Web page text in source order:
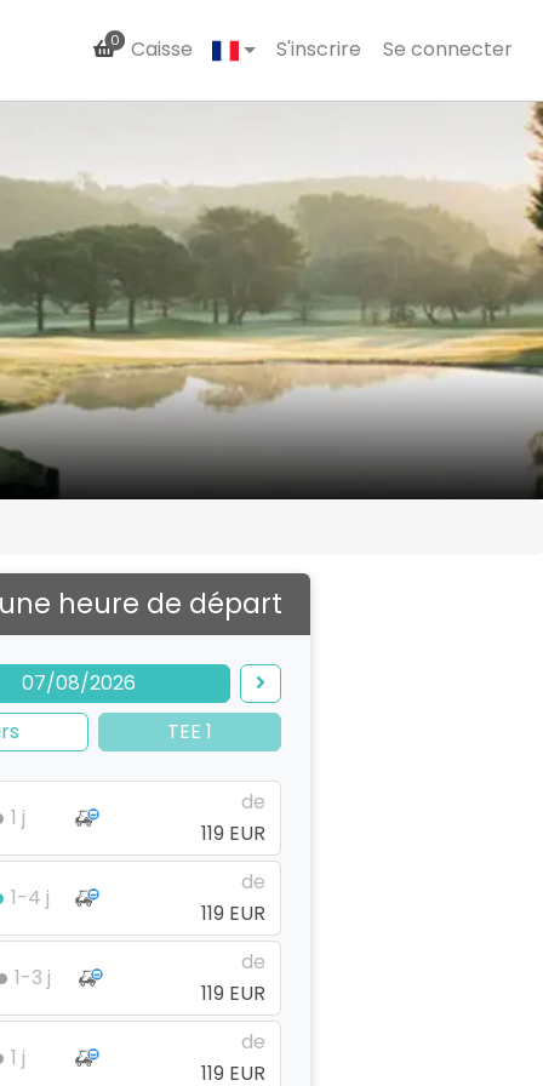
0 Caisse S'inscrire Se connecter
heure de départ
07/08/2026
TEE 1
1 j
de
119 EUR
1-4 j
de
119 EUR
1-3 j
de
119 EUR
1 j
de
119 EUR